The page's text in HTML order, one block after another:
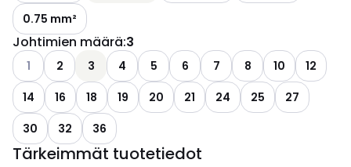
0.75 mm²
Johtimien määrä:3
Katso käytettävissä olevat vaihtoehdot
1 2 3 4 5 6 7 8 10
12
14
16 18 19 20 21 24 25
27
30
32 36
Tärkeimmät tuotetiedot